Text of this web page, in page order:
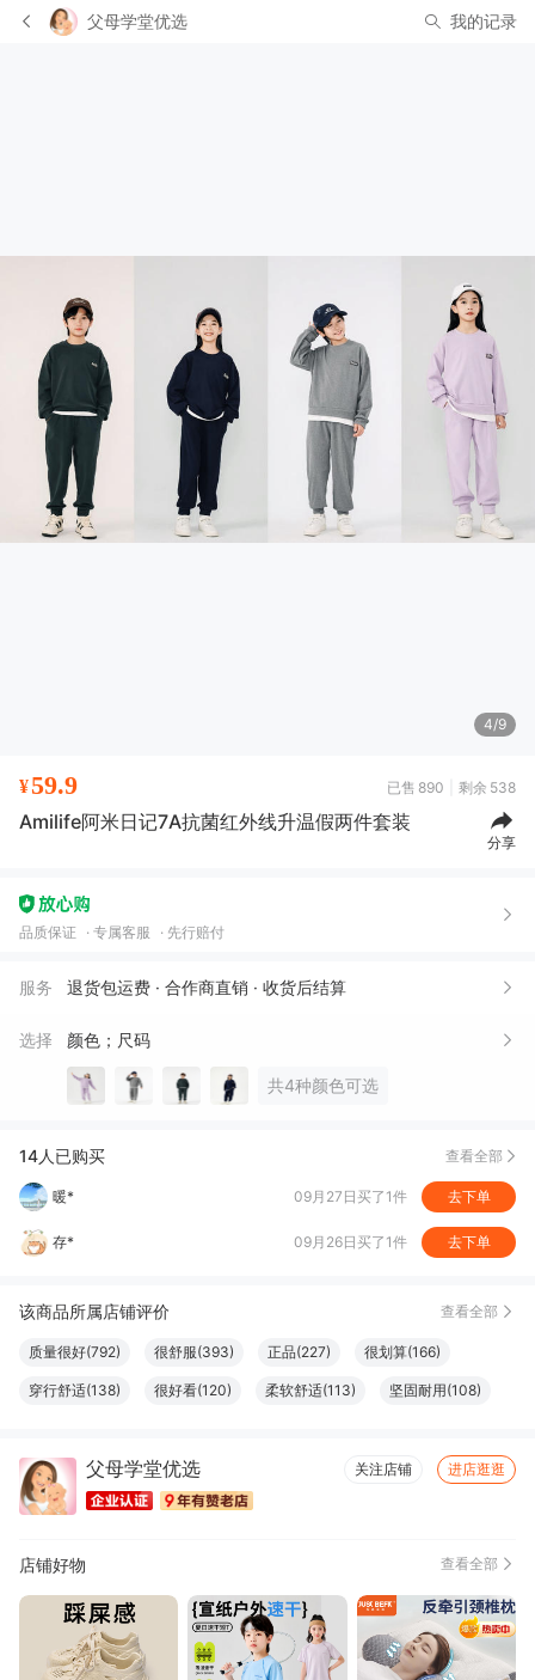
父母学堂优选 我的记录
5/9
¥59.9 已售 890 剩余 538
Amilife阿米日记7A抗菌红外线升温假两件套装
分享
品质保证 专属客服 先行赔付
服务 退货包运费 · 合作商直销 · 收货后结算
选择 颜色；尺码
共4种颜色可选
14人已购买 查看全部
去下单
苏*
幸***门
存* 去下单
燕***ོ 09月25日买了1件 去下单
海* 09月25日买了1件 去下单
该商品所属店铺评价 查看全部
质量很好(792) 很舒服(393) 正品(227) 很划算(166)
穿行舒适(138) 很好看(120) 柔软舒适(113) 坚固耐用(108)
非常透气(76) 触感良好(76) 设计一流(73)
颜色正(66) 大小合适(64) 方便(60)
色泽纯正(37) 容量够大(35) 口感俱佳(34) 图文清晰(34)
纸张精良(34) 结实牢固(33) 必备书籍(32) 体感舒适(32)
父母学堂优选 关注店铺 进店逛逛
店铺好物 查看全部